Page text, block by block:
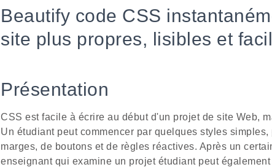
Beautify code CSS
site plus propres, lisibles et
Présentation
CSS est facile à écrire au début d'un projet de site Web,
Un étudiant peut commencer par quelques styles
marges, de boutons et de règles réactives. Après un
enseignant qui examine un projet étudiant peut